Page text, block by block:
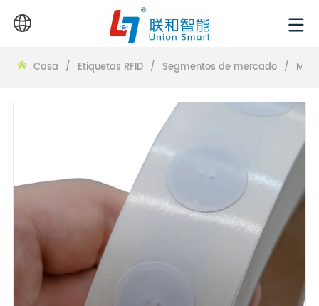
Casa / Etiquetas RFID / Segmentos de mercado /